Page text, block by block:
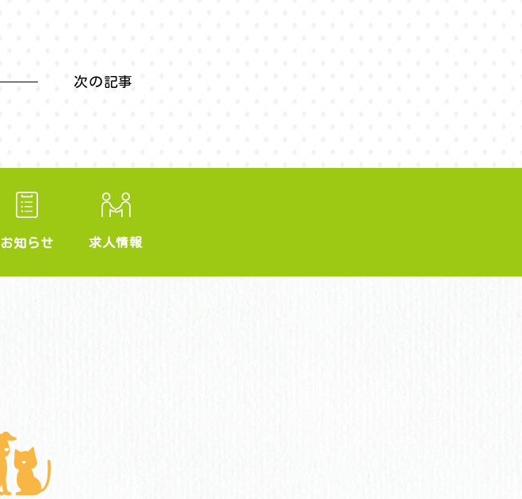
次の記事
お知らせ 求人情報